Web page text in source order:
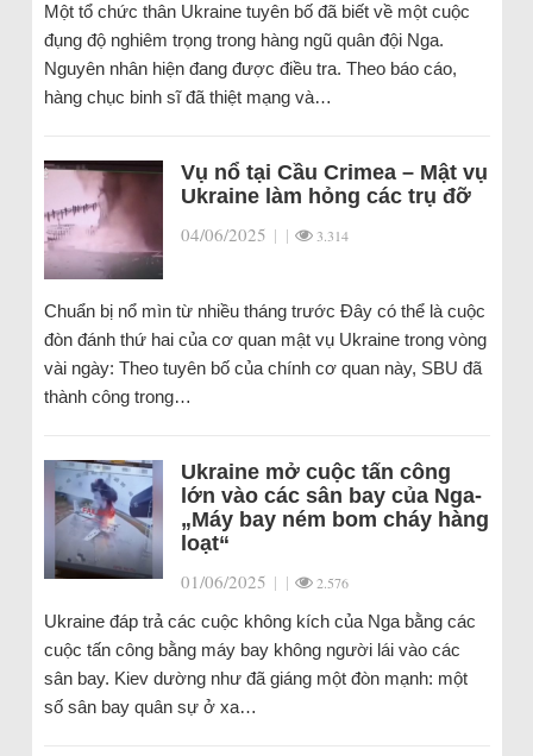
Một tổ chức thân Ukraine tuyên bố đã biết về một cuộc
đụng độ nghiêm trọng trong hàng ngũ quân đội Nga.
Nguyên nhân hiện đang được điều tra. Theo báo cáo,
hàng chục binh sĩ đã thiệt mạng và…
Vụ nổ tại Cầu Crimea – Mật vụ
Ukraine làm hỏng các trụ đỡ
04/06/2025 | | 3.314
Chuẩn bị nổ mìn từ nhiều tháng trước Đây có thể là cuộc
đòn đánh thứ hai của cơ quan mật vụ Ukraine trong vòng
vài ngày: Theo tuyên bố của chính cơ quan này, SBU đã
thành công trong…
Ukraine mở cuộc tấn công
lớn vào các sân bay của Nga-
„Máy bay ném bom cháy hàng
loạt“
01/06/2025 | | 2.576
Ukraine đáp trả các cuộc không kích của Nga bằng các
cuộc tấn công bằng máy bay không người lái vào các
sân bay. Kiev dường như đã giáng một đòn mạnh: một
số sân bay quân sự ở xa…